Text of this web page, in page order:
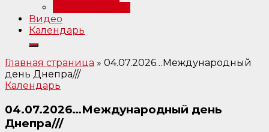
Видео
Календарь
Главная страница » 04.07.2026…Международный
день Днепра///
Календарь
04.07.2026…Международный день
Днепра///